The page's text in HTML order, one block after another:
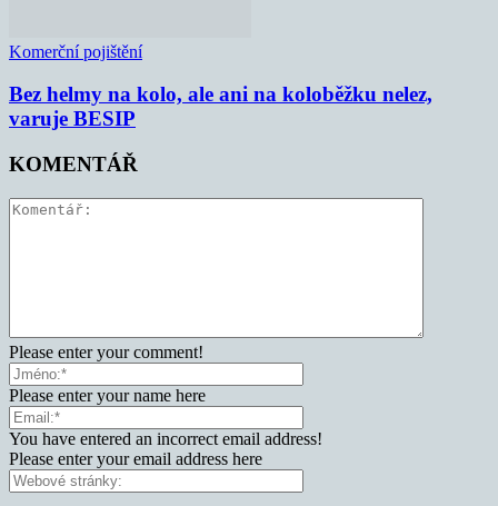
Komerční pojištění
Bez helmy na kolo, ale ani na koloběžku nelez,
varuje BESIP
KOMENTÁŘ
Please enter your comment!
Please enter your name here
You have entered an incorrect email address!
Please enter your email address here